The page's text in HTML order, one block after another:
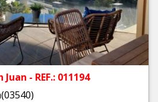
- REF.: 011194